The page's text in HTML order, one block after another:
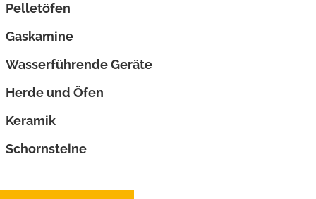
Pelletöfen
Gaskamine
Wasserführende Geräte
Herde und Öfen
Keramik
Schornsteine